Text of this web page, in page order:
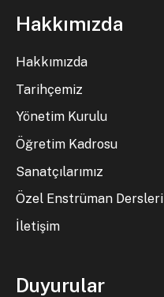
Hakkımızda
Hakkımızda
Tarihçemiz
Yönetim Kurulu
Öğretim Kadrosu
Sanatçılarımız
Özel Enstrüman Dersleri
İletişim
Duyurular